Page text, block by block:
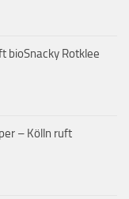
bioSnacky Rotklee
– Kölln ruft